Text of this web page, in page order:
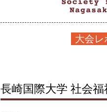
大会レ
長崎国際大学 社会